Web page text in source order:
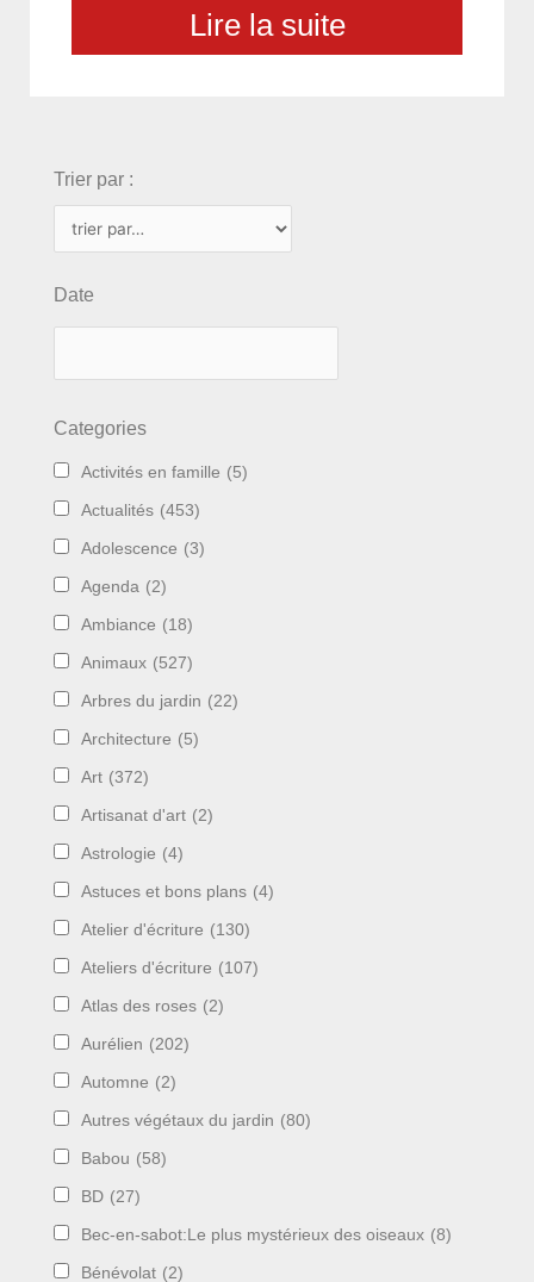
Lire la suite
Trier par :
Date
Categories
Activités en famille (5)
Actualités (453)
Adolescence (3)
Agenda (2)
Ambiance (18)
Animaux (527)
Arbres du jardin (22)
Architecture (5)
Art (372)
Artisanat d'art (2)
Astrologie (4)
Astuces et bons plans (4)
Atelier d'écriture (130)
Ateliers d'écriture (107)
Atlas des roses (2)
Aurélien (202)
Automne (2)
Autres végétaux du jardin (80)
Babou (58)
BD (27)
Bec-en-sabot:Le plus mystérieux des oiseaux (8)
Bénévolat (2)